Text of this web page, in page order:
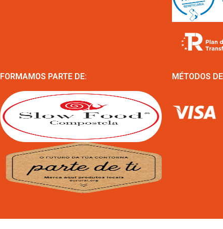
FORMAMOS PARTE DE: MÉTODOS